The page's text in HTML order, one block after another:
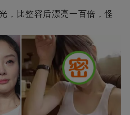
，比整容后漂亮一百倍，怪